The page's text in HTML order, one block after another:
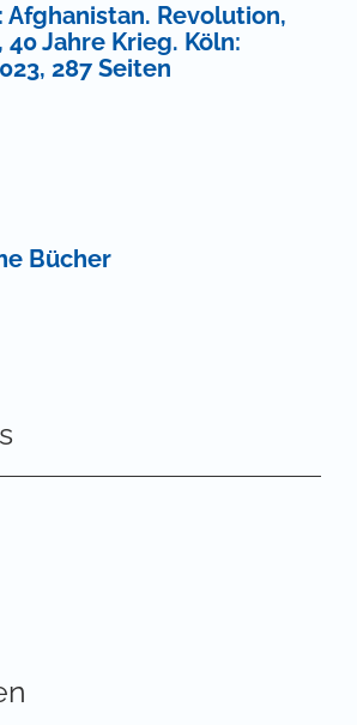
Afghanistan. Revolution,
Jahre Krieg. Köln:
287 Seiten
Bücher